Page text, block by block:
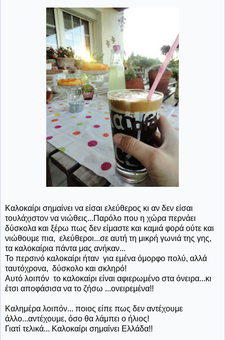
Καλοκαίρι σημαίνει να είσαι ελεύθερος κι αν δεν είσαι
τουλάχιστον να νιώθεις...Παρόλο που η χώρα περνάει
δύσκολα και ξέρω πως δεν είμαστε και καμιά φορά ούτε και
νιώθουμε πια, ελεύθεροι...σε αυτή τη μικρή γωνιά της γης,
τα καλοκαίρια πάντα μας ανήκαν...
Το περσινό καλοκαίρι ήταν για εμένα όμορφο πολύ, αλλά
ταυτόχρονα, δύσκολο και σκληρό!
Αυτό λοιπόν το καλοκαίρι είναι αφιερωμένο στα όνειρα...κι
έτσι αποφάσισα να το ζήσω ...ονειρεμένα!!
Καλημέρα λοιπόν... ποιος είπε πως δεν αντέχουμε
άλλο...αντέχουμε, όσο θα λάμπει ο ήλιος!
Γιατί τελικά... Καλοκαίρι σημαίνει Ελλάδα!!